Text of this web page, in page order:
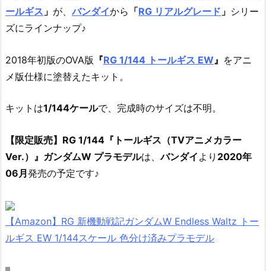
ールギス 」 が、バンダイから 「RG リアルグレード 」 シリー
ズにラインナップ♪
2018年初版のOVA版 『RG 1/144 トールギス EW 』 をアニ
メ版仕様に塗替えたキット。
キットは1/144ケールで、完成時のサイズは不明。
【限定販売】RG 1/144『トールギス（TVアニメカラー
Ver.）』ガンダムW プラモデルは、バンダイ より 2020年
06月発売の予定です♪
【Amazon】RG 新機動戦記ガンダムW Endless Waltz トー
ルギス EW 1/144スケール 色分け済みプラモデル